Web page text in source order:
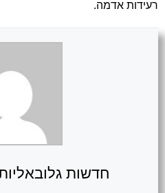
רעידות אדמה.
חדשות